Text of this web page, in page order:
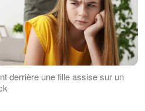
derrière une fille assise sur un